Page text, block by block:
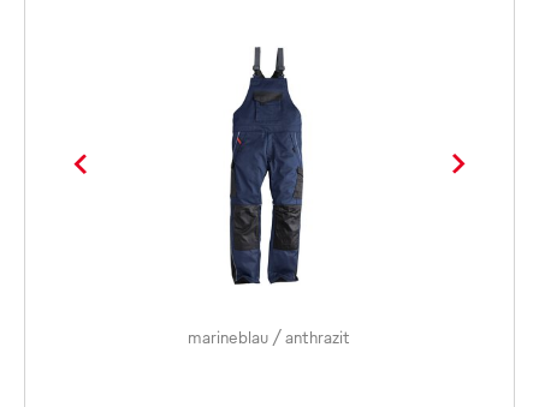
marineblau / anthrazit